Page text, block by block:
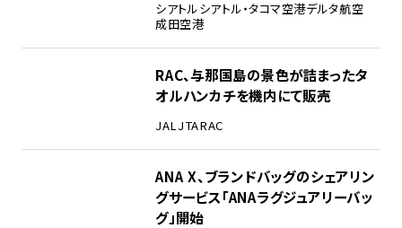
シアトルシアトル・タコマ空港デルタ航空
成田空港
RAC、与那国島の景色が詰まったタ
オルハンカチを機内にて販売
JALJTARAC
ANA X、ブランドバッグのシェアリン
グサービス「ANAラグジュアリーバッ
グ」開始